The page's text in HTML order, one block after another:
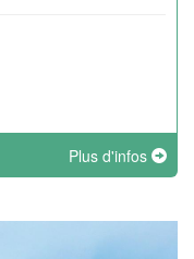
Plus d'infos